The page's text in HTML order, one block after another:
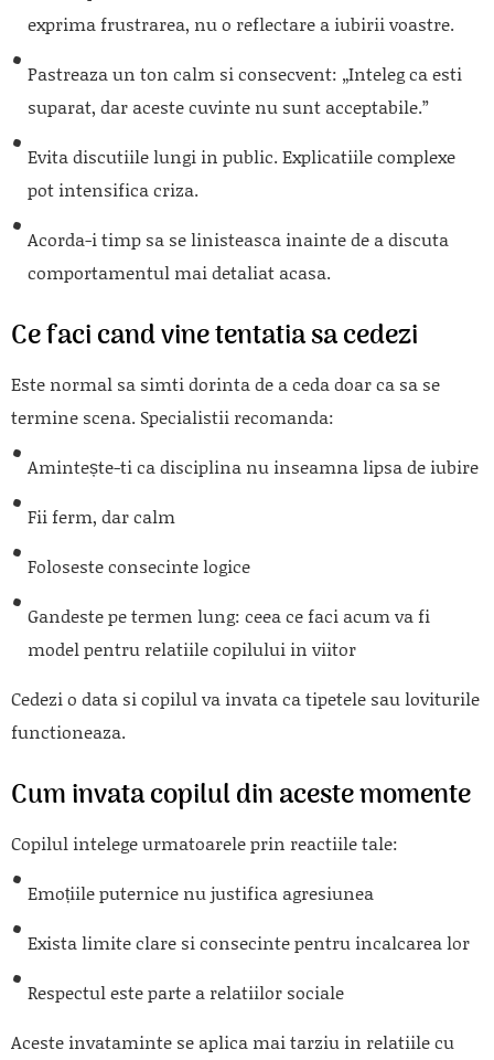
exprima frustrarea, nu o reflectare a iubirii voastre.
Pastreaza un ton calm si consecvent: „Inteleg ca esti
suparat, dar aceste cuvinte nu sunt acceptabile.”
Evita discutiile lungi in public. Explicatiile complexe
pot intensifica criza.
Acorda-i timp sa se linisteasca inainte de a discuta
comportamentul mai detaliat acasa.
Ce faci cand vine tentatia sa cedezi
Este normal sa simti dorinta de a ceda doar ca sa se
termine scena. Specialistii recomanda:
Amintește-ti ca disciplina nu inseamna lipsa de iubire
Fii ferm, dar calm
Foloseste consecinte logice
Gandeste pe termen lung: ceea ce faci acum va fi
model pentru relatiile copilului in viitor
Cedezi o data si copilul va invata ca tipetele sau loviturile
functioneaza.
Cum invata copilul din aceste momente
Copilul intelege urmatoarele prin reactiile tale:
Emoțiile puternice nu justifica agresiunea
Exista limite clare si consecinte pentru incalcarea lor
Respectul este parte a relatiilor sociale
Aceste invataminte se aplica mai tarziu in relatiile cu